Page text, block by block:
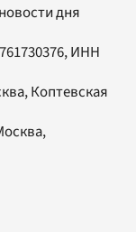
дня
ИНН
Коптевская
,